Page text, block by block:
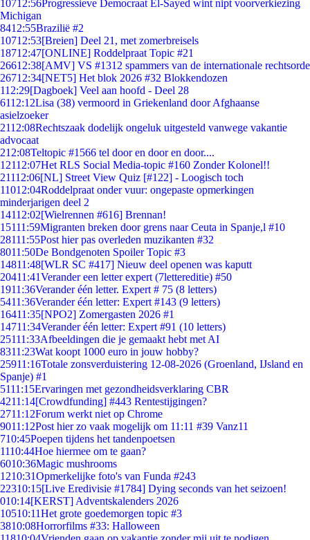
10712:56Progressieve Democraat El-Sayed wint nipt voorverkiezing
Michigan
8412:55Brazilië #2
10712:53[Breien] Deel 21, met zomerbreisels
18712:47[ONLINE] Roddelpraat Topic #21
26612:38[AMV] VS #1312 spammers van de internationale rechtsorde
26712:34[NET5] Het blok 2026 #32 Blokkendozen
112:29[Dagboek] Veel aan hoofd - Deel 28
6112:12Lisa (38) vermoord in Griekenland door Afghaanse
asielzoeker
2112:08Rechtszaak dodelijk ongeluk uitgesteld vanwege vakantie
advocaat
212:08Teltopic #1566 tel door en door en door....
12112:07Het RLS Social Media-topic #160 Zonder Kolonel!!
21112:06[NL] Street View Quiz [#122] - Loogisch toch
11012:04Roddelpraat onder vuur: ongepaste opmerkingen
minderjarigen deel 2
14112:02[Wielrennen #616] Brennan!
15111:59Migranten breken door grens naar Ceuta in Spanje,l #10
28111:55Post hier pas overleden muzikanten #32
8011:50De Bondgenoten Spoiler Topic #3
14811:48[WLR SC #417] Nieuw deel openen was kaputt
20411:41Verander een letter expert (7lettereditie) #50
1911:36Verander één letter. Expert # 75 (8 letters)
5411:36Verander één letter: Expert #143 (9 letters)
16411:35[NPO2] Zomergasten 2026 #1
14711:34Verander één letter: Expert #91 (10 letters)
25111:33Afbeeldingen die je gemaakt hebt met AI
8311:23Wat koopt 1000 euro in jouw hobby?
25911:16Totale zonsverduistering 12-08-2026 (Groenland, IJsland en
Spanje) #1
5111:15Ervaringen met gezondheidsverklaring CBR
4211:14[Crowdfunding] #443 Rentestijgingen?
2711:12Forum werkt niet op Chrome
9011:12Post hier zo vaak mogelijk om 11:11 #39 Vanz11
710:45Poepen tijdens het tandenpoetsen
1110:44Hoe hiermee om te gaan?
6010:36Magic mushrooms
1210:31Opmerkelijke foto's van Funda #243
22310:15[Live Eredivisie #1784] Dying seconds van het seizoen!
010:14[KERST] Adventskalenders 2026
10510:11Het grote goedemorgen topic #3
3810:08Horrorfilms #33: Halloween